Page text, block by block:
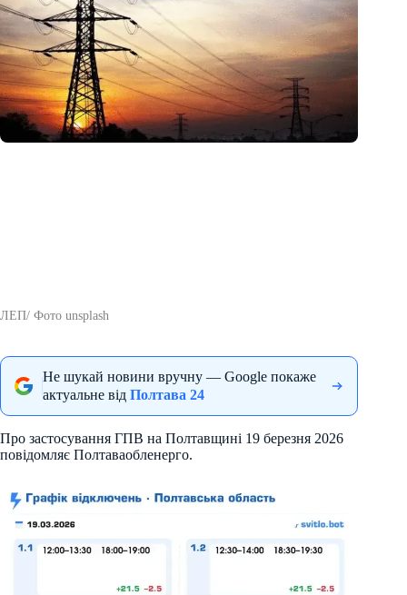
ЛЕП/ Фото unsplash
Не шукай новини вручну — Google покаже
актуальне від Полтава 24
Про застосування ГПВ на Полтавщині 19 березня 2026
повідомляє Полтаваобленерго.